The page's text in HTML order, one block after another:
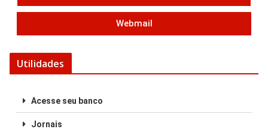
Webmail
Utilidades
Acesse seu banco
Jornais